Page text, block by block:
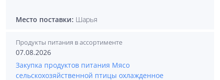
Место поставки: Шарья
Продукты питания в ассортименте
07.08.2026
Закупка продуктов питания Мясо
сельскохозяйственной птицы охлажденное